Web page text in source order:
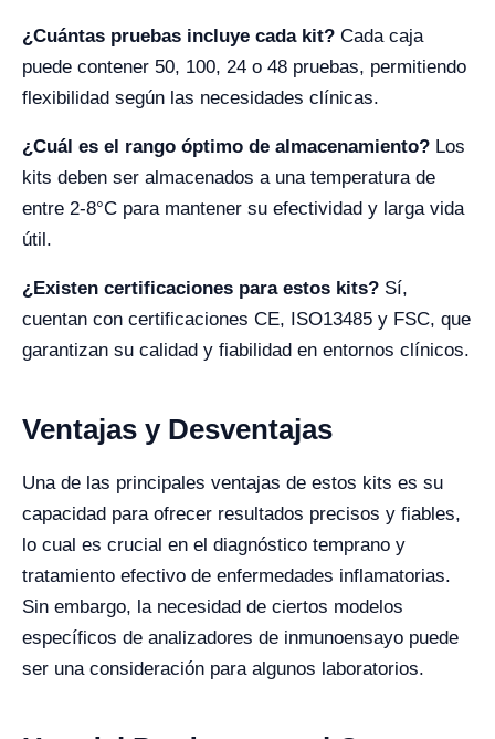
¿Cuántas pruebas incluye cada kit? Cada caja
puede contener 50, 100, 24 o 48 pruebas, permitiendo
flexibilidad según las necesidades clínicas.
¿Cuál es el rango óptimo de almacenamiento? Los
kits deben ser almacenados a una temperatura de
entre 2-8°C para mantener su efectividad y larga vida
útil.
¿Existen certificaciones para estos kits? Sí,
cuentan con certificaciones CE, ISO13485 y FSC, que
garantizan su calidad y fiabilidad en entornos clínicos.
Ventajas y Desventajas
Una de las principales ventajas de estos kits es su
capacidad para ofrecer resultados precisos y fiables,
lo cual es crucial en el diagnóstico temprano y
tratamiento efectivo de enfermedades inflamatorias.
Sin embargo, la necesidad de ciertos modelos
específicos de analizadores de inmunoensayo puede
ser una consideración para algunos laboratorios.